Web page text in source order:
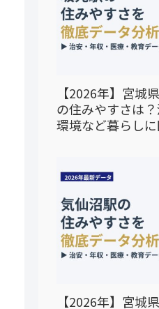
【2026年】宮城
の住みやすさは
環境など暮らし
【2026年】宮城